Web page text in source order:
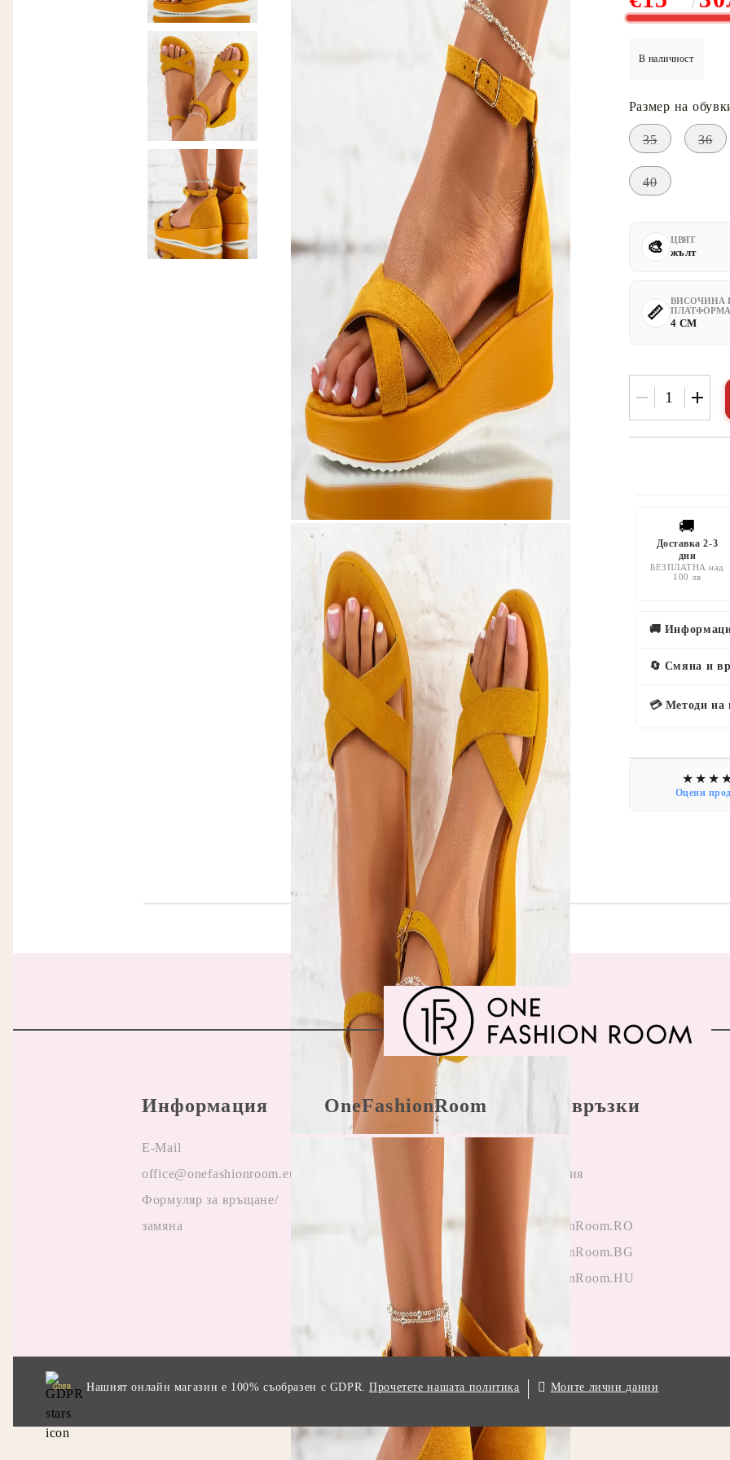
В наличност
Размер на
35 36
40
ЦВЯТ
жълт
ВИСОЧИНА
4 CM
🚚
Доставка 2-3
дни
БЕЗПЛАТНА над
100 лв
🚚
🔄 Смяна и
💳 Методи на
Оцени
Информация
E-Mail
office@onefashionroom.eu
Формуляр за връщане/
замяна
OneFashionRoom
Правила и условия
Oнлайн разрешаване
на жалби
Отзиви от клиенти
Прилагане на
Бързи връзки
Начало
Регистрация
Вход
OneFashionRoom.RO
OneFashionRoom.BG
OneFashionRoom.HU
GDPR Нашият онлайн магазин е 100% съобразен с GDPR. Прочетете нашата политика Моите лични данни